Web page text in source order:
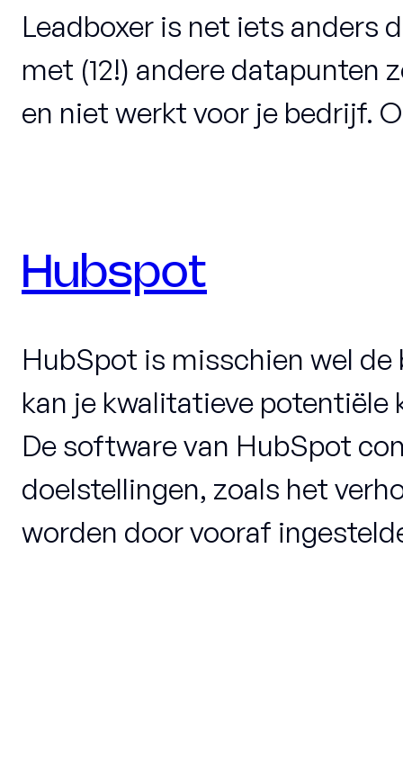
Leadboxer is net iets anders
met (12!) andere datapunten
en niet werkt voor je bedrijf.
Hubspot
HubSpot is misschien wel
kan je kwalitatieve potentiële
De software van HubSpot
doelstellingen, zoals het
worden door vooraf